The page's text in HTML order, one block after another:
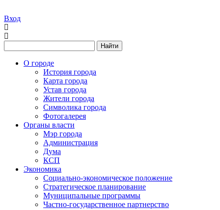
Вход
Найти
О городе
История города
Карта города
Устав города
Жители города
Символика города
Фотогалерея
Органы власти
Мэр города
Администрация
Дума
КСП
Экономика
Социально-экономическое положение
Стратегическое планирование
Муниципальные программы
Частно-государственное партнерство